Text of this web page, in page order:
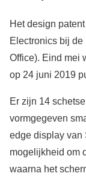
Het design
Electronics bij
Office). Eind mei
op 24 juni 2019
Er zijn 14
vormgegeven
edge display van
mogelijkheid om
waarna het